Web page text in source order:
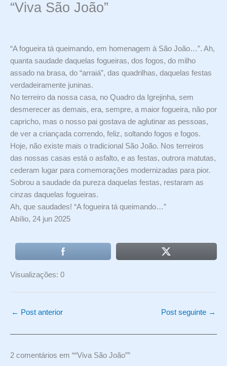
“Viva São João”
“A fogueira tá queimando, em homenagem à São João…”. Ah,
quanta saudade daquelas fogueiras, dos fogos, do milho
assado na brasa, do “arraiá”, das quadrilhas, daquelas festas
verdadeiramente juninas.
No terreiro da nossa casa, no Quadro da Igrejinha, sem
desmerecer as demais, era, sempre, a maior fogueira, não por
capricho, mas o nosso pai gostava de aglutinar as pessoas,
de ver a criançada correndo, feliz, soltando fogos e fogos.
Hoje, não existe mais o tradicional São João. Nos terreiros
das nossas casas está o asfalto, e as festas, outrora matutas,
cederam lugar para comemorações modernizadas para pior.
Sobrou a saudade da pureza daquelas festas, restaram as
cinzas daquelas fogueiras.
Ah, que saudades! “A fogueira tá queimando…”
Abílio, 24 jun 2025
Visualizações: 0
← Post anterior Post seguinte →
2 comentários em ““Viva São João””